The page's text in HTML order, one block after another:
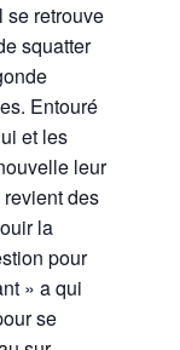
se retrouve
squatter
Entouré
et les
leur
des
la
pour
» a qui
se